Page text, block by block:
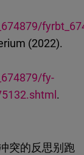
(2022).
fy-
.
突的反思别跑